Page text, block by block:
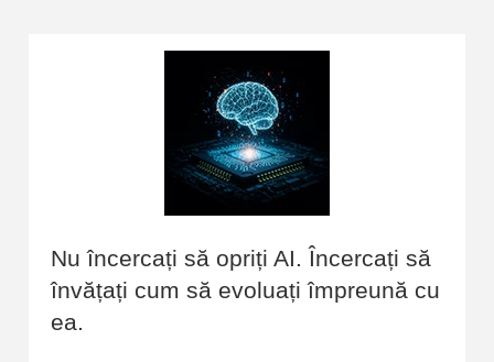
Nu încercați să opriți AI. Încercați să
învățați cum să evoluați împreună cu
ea.